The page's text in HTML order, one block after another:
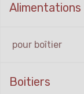
Alimentations
pour boîtier
Boitiers